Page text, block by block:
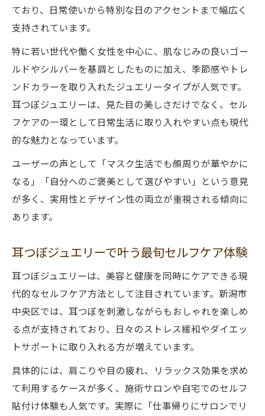
新潟市中央区で耳つぼジュエリーが人気の
理由
耳つぼジュエリーが新潟市中央区で選ばれ
る背景
新潟市中央区の実用的耳つぼジュエリー活
用法
耳つぼジュエリーは何日間楽しめる？
耳つぼジュエリーの持続期間と日常での注
意点
耳つぼジュエリーは何日間楽しめるか解説
耳つぼジュエリーを長持ちさせる貼り方の
ント
耳つぼジュエリーの張替え目安とその理由
片耳に付ける耳つぼジュエリーの適切な数
耳つぼジュエリーは片耳何個が理想か徹底
解説
耳つぼジュエリーのバランス良い付け方と
数
耳つぼジュエリー片耳の最適な個数と注意
点
ており、日常使いから特別な日のアクセントまで幅広く
支持されています。
特に若い世代や働く女性を中心に、肌なじみの良いゴー
ルドやシルバーを基調としたものに加え、季節感やトレ
ンドカラーを取り入れたジュエリータイプが人気です。
耳つぼジュエリーは、見た目の美しさだけでなく、セル
フケアの一環として日常生活に取り入れやすい点も現代
的な魅力となっています。
ユーザーの声として「マスク生活でも顔周りが華やかに
なる」「自分へのご褒美として選びやすい」という意見
が多く、実用性とデザイン性の両立が重視される傾向に
あります。
耳つぼジュエリーで叶う最旬セルフケア体験
耳つぼジュエリーは、美容と健康を同時にケアできる現
代的なセルフケア方法として注目されています。新潟市
中央区では、耳つぼを刺激しながらもおしゃれを楽しめ
る点が支持されており、日々のストレス緩和やダイエッ
トサポートに取り入れる方が増えています。
具体的には、肩こりや目の疲れ、リラックス効果を求め
て利用するケースが多く、施術サロンや自宅でのセルフ
貼付け体験も人気です。実際に「仕事帰りにサロンでリ